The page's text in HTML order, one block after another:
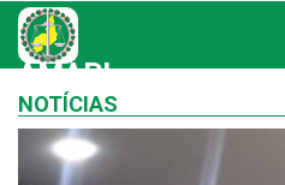
AMAPI
NOTÍCIAS